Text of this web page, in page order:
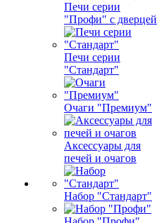
Печи серии
"Профи" с дверцей
Печи серии
"Стандарт"
Очаги "Премиум"
Аксессуары для
печей и очагов
Набор "Стандарт"